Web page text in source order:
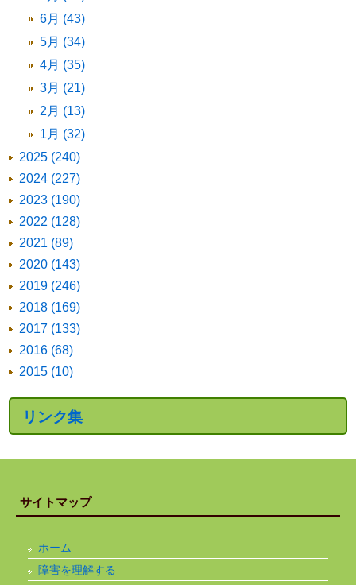
6月 (43)
5月 (34)
4月 (35)
3月 (21)
2月 (13)
1月 (32)
2025 (240)
2024 (227)
2023 (190)
2022 (128)
2021 (89)
2020 (143)
2019 (246)
2018 (169)
2017 (133)
2016 (68)
2015 (10)
リンク集
サイトマップ
ホーム
障害を理解する